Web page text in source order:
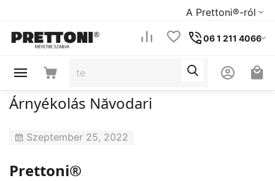
A Prettoni®-ról
06 1 211 4066
Árnyékolás Năvodari
Szeptember 25, 2022
Prettoni®